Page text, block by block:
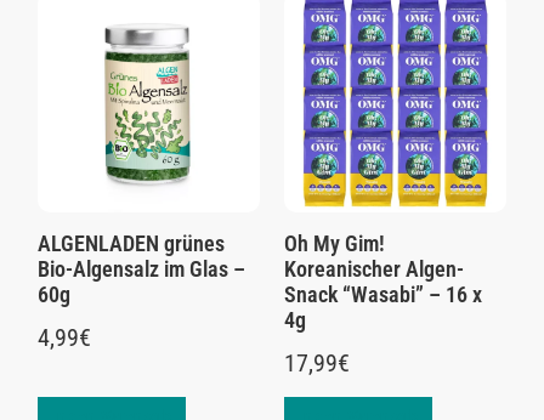
ALGENLADEN grünes
Bio-Algensalz im Glas –
60g
4,99€
Oh My Gim!
Koreanischer Algen-
Snack “Wasabi” – 16 x
4g
17,99€